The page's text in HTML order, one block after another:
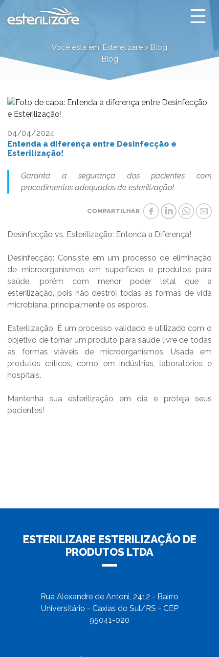
Entenda a diferença
Você está em: Esterelizare > Blog
Blog
04/04/2024
Entenda a diferença entre Desinfecção e
Esterilização!
Garanta a segurança dos pacientes com
procedimentos adequados de esterilização!
COMPARTILHAR
Desinfecção vs. Esterilização: Entenda a Diferença!
Desinfecção: Consiste em um processo de eliminação
de microorganismos em superfícies e produtos para
saúde, porém com menor poder letal que a
esterilização, pois não destrói todas as formas de vida
microbiana, principalmente os esporos.
Esterilização: É um processo validado e utilizado com o
objetivo de tornar um produto para saúde livre de todas
as formas viáveis de microorganismos. Usada em
produtos críticos, como em indústrias, laboratórios e
hospitais.
Mantenha sua esterilização em dia e proteja seus
pacientes!
ESTERILIZARE ESTERILIZAÇÃO DE
PRODUTOS LTDA
Rua Alexandre de Antoni, 2412 - Bairro
Universitário - Caxias do Sul/RS - CEP
95041-020